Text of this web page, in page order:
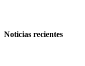
Noticias recientes